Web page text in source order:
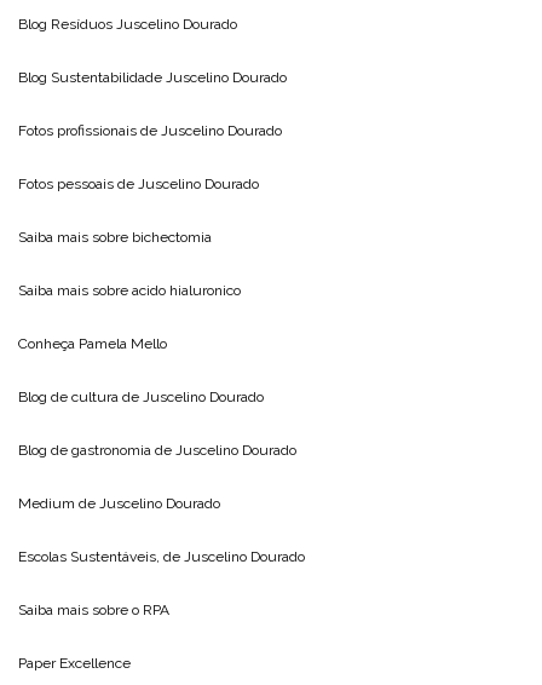
Blog Resíduos Juscelino Dourado
Blog Sustentabilidade Juscelino Dourado
Fotos profissionais de Juscelino Dourado
Fotos pessoais de Juscelino Dourado
Saiba mais sobre bichectomia
Saiba mais sobre acido hialuronico
Conheça Pamela Mello
Blog de cultura de Juscelino Dourado
Blog de gastronomia de Juscelino Dourado
Medium de Juscelino Dourado
Escolas Sustentáveis, de Juscelino Dourado
Saiba mais sobre o RPA
Paper Excellence